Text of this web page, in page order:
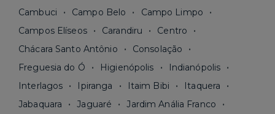
Cambuci
Campo Belo
Campo Limpo
Campos Elíseos
Carandiru
Centro
Chácara Santo Antônio
Consolação
Freguesia do Ó
Higienópolis
Indianópolis
Interlagos
Ipiranga Itaim Bibi
Itaquera
Jabaquara
Jaguaré
Jardim Anália Franco